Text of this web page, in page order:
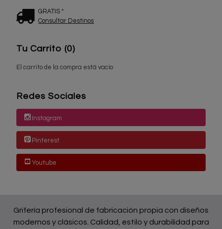
GRATIS *
Consultar Destinos
Tu Carrito (0)
El carrito de la compra está vacío
Redes Sociales
Instagram
Pinterest
Youtube
Grifería profesional de fabricación propia con diseños
modernos y clásicos. Calidad, estilo y durabilidad para